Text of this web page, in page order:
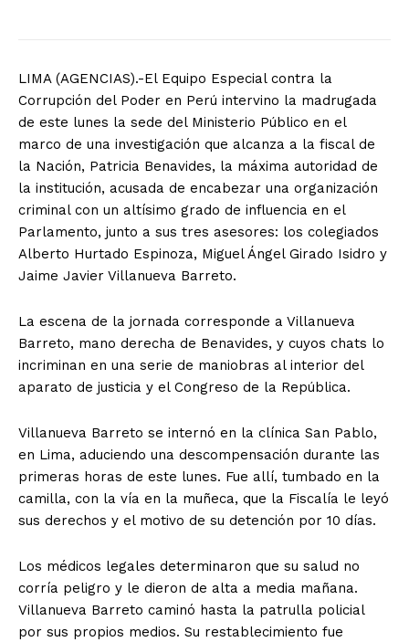
LIMA (AGENCIAS).-El Equipo Especial contra la
Corrupción del Poder en Perú intervino la madrugada
de este lunes la sede del Ministerio Público en el
marco de una investigación que alcanza a la fiscal de
la Nación, Patricia Benavides, la máxima autoridad de
la institución, acusada de encabezar una organización
criminal con un altísimo grado de influencia en el
Parlamento, junto a sus tres asesores: los colegiados
Alberto Hurtado Espinoza, Miguel Ángel Girado Isidro y
Jaime Javier Villanueva Barreto.
La escena de la jornada corresponde a Villanueva
Barreto, mano derecha de Benavides, y cuyos chats lo
incriminan en una serie de maniobras al interior del
aparato de justicia y el Congreso de la República.
Villanueva Barreto se internó en la clínica San Pablo,
en Lima, aduciendo una descompensación durante las
primeras horas de este lunes. Fue allí, tumbado en la
camilla, con la vía en la muñeca, que la Fiscalía le leyó
sus derechos y el motivo de su detención por 10 días.
Los médicos legales determinaron que su salud no
corría peligro y le dieron de alta a media mañana.
Villanueva Barreto caminó hasta la patrulla policial
por sus propios medios. Su restablecimiento fue